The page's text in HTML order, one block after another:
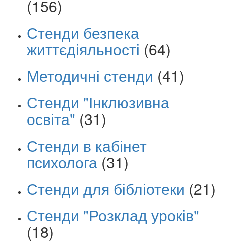
(156)
Стенди безпека
життєдіяльності (64)
Методичні стенди (41)
Стенди "Інклюзивна
освіта" (31)
Стенди в кабінет
психолога (31)
Стенди для бібліотеки (21)
Стенди "Розклад уроків"
(18)